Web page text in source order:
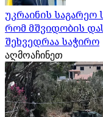
უკრაინის საგარეო
რომ მშვიდობის
შეხვედრაა საჭირო
აღმოაჩინეთ